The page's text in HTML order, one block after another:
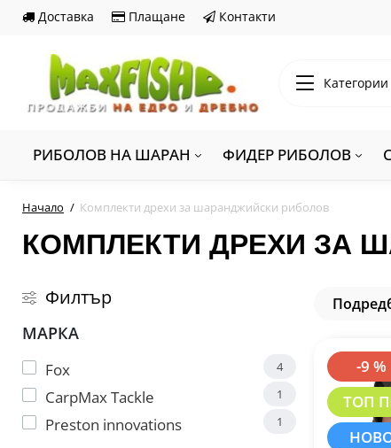
Доставка Плащане Контакти
Категории
РИБОЛОВ НА ШАРАН ФИДЕР РИБОЛОВ
Начало Комплекти дрехи за шаранджийски риболов
КОМПЛЕКТИ ДРЕХИ ЗА
Филтър
МАРКА
Fox 4
CarpMax Tackle 1
Preston innovations 1
-9 %
ТОП